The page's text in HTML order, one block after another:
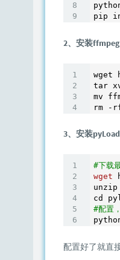
2、安装ffmpeg
wget
tar
mv
3、安装pyLoad
#下载
wget
#配置
配置好了就直